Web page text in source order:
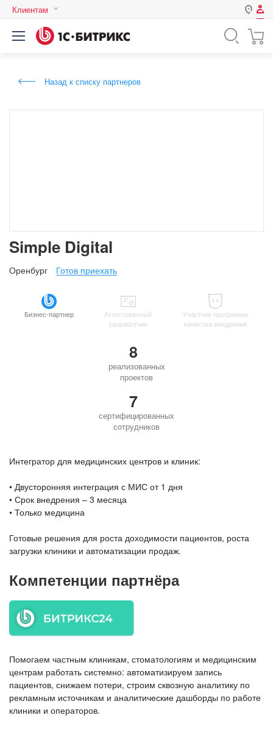
Клиентам
Авторизация
Назад к списку партнеров
Simple Digital
Оренбург Готов приехать
Бизнес-партнер
Аттестованный
разработчик
Участник программы
качества внедрения
8
реализованных
проектов
7
сертифицированных
сотрудников
Интегратор для медицинских центров и клиник:
• Двусторонняя интеграция с МИС от 1 дня
• Срок внедрения – 3 месяца
• Только медицина
Готовые решения для роста доходимости пациентов, роста
загрузки клиники и автоматизации продаж.
Компетенции партнёра
Помогаем частным клиникам, стоматологиям и медицинским
центрам работать системно: автоматизируем запись
пациентов, снижаем потери, строим сквозную аналитику по
рекламным источникам и аналитические дашборды по работе
клиники и операторов.